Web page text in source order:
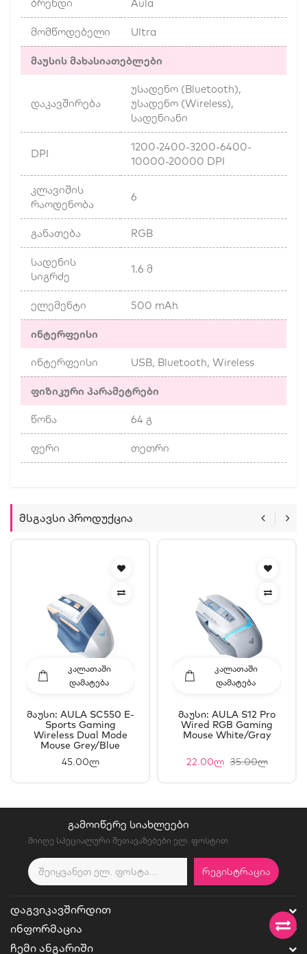
ბრენდი Aula
მომწოდებელი Ultra
მაუსის მახასიათებლები
დაკავშირება
უსადენო (Bluetooth),
უსადენო (Wireless),
სადენიანი
DPI
1200-2400-3200-6400-
10000-20000 DPI
კლავიშის
რაოდენობა
6
განათება RGB
სადენის
სიგრძე
1.6 მ
ელემენტი 500 mAh
ინტერფეისი
ინტერფეისი USB, Bluetooth, Wireless
ფიზიკური პარამეტრები
წონა 64 გ
ფერი თეთრი
Მსგავსი Პროდუქცია
ᲙᲐᲚᲐᲗᲐᲨᲘ
ᲓᲐᲛᲐᲢᲔᲑᲐ
Მაუსი: AULA SC550 E-
Sports Gaming
Wireless Dual Mode
Mouse Grey/Blue
45.00ლ
ᲙᲐᲚᲐᲗᲐᲨᲘ
ᲓᲐᲛᲐᲢᲔᲑᲐ
Მაუსი: AULA S12 Pro
Wired RGB Gaming
Mouse White/Gray
22.00ლ 35.00ლ
ᲒᲐᲛᲝᲘᲬᲔᲠᲔ ᲡᲘᲐᲮᲚᲔᲔᲑᲘ
მიიღე სპეციალური შეთავაზებები ელ. ფოსტით
ᲠᲔᲒᲘᲡᲢᲠᲐᲪᲘᲐ
ᲓᲐᲒᲕᲘᲙᲐᲕᲨᲘᲠᲓᲘᲗ
ᲘᲜᲤᲝᲠᲛᲐᲪᲘᲐ
ᲩᲔᲛᲘ ᲐᲜᲒᲐᲠᲘᲨᲘ